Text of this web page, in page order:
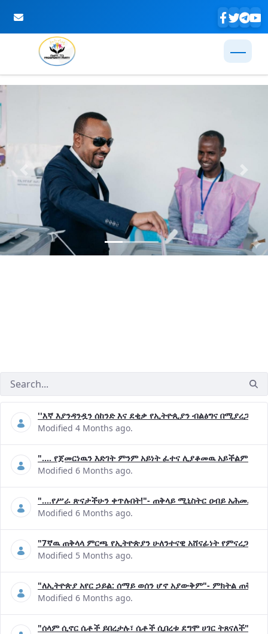
Skip to Main Content
Previous Next
''እኛ እያንዳንዷን ሰከንድ እና ደቂቃ የኢትዮጲያን ብልፅግና
Modified 4 Months ago.
".... የጀመርነዉን እድገት ምንም አይነት ፈተና ሊያቆመዉ አይችልም"-
Modified 6 Months ago.
"....የሥራ ጽናታችሁን ቀጥሉበት!"- ጠቅላይ ሚኒስትር ዐብይ አሕመድ (ዶ/
Modified 6 Months ago.
"7ኛዉ ጠቅላላ ምርጫ የኢትዮጵያን ሁለንተናዊ አሸናፊነት
Modified 5 Months ago.
"ለኢትዮጵያ አየር ኃይል: ሰማይ ወሰን ሆኖ አያውቅም"- ምክትል ጠቅላይ
Modified 6 Months ago.
"ሰላም ሲኖር ሴቶች ይበረታሉ፣ ሴቶች ሲበረቱ ደግሞ ሀገር ትጸናለች"-